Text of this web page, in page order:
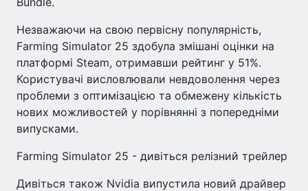
Незважаючи на свою первісну популярність,
Farming Simulator 25 здобула змішані оцінки на
платформі Steam, отримавши рейтинг у 51%.
Користувачі висловлювали невдоволення через
проблеми з оптимізацією та обмежену кількість
нових можливостей у порівнянні з попередніми
випусками.
Farming Simulator 25 - дивіться релізний трейлер
Дивіться також Nvidia випустила новий драйвер